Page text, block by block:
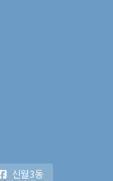
신월3동